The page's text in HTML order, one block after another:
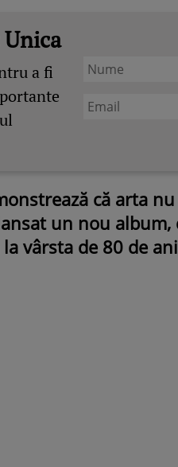
a fi
că arta
un nou album,
vârsta de 80 de